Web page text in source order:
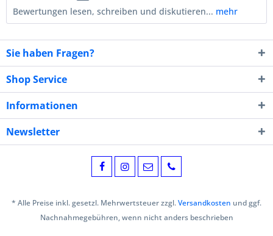
Bewertungen lesen, schreiben und diskutieren... mehr
Sie haben Fragen?
Shop Service
Informationen
Newsletter
* Alle Preise inkl. gesetzl. Mehrwertsteuer zzgl.Versandkosten und ggf.
Nachnahmegebühren, wenn nicht anders beschrieben